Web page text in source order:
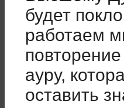
будет
работаем
ауру,
оставить